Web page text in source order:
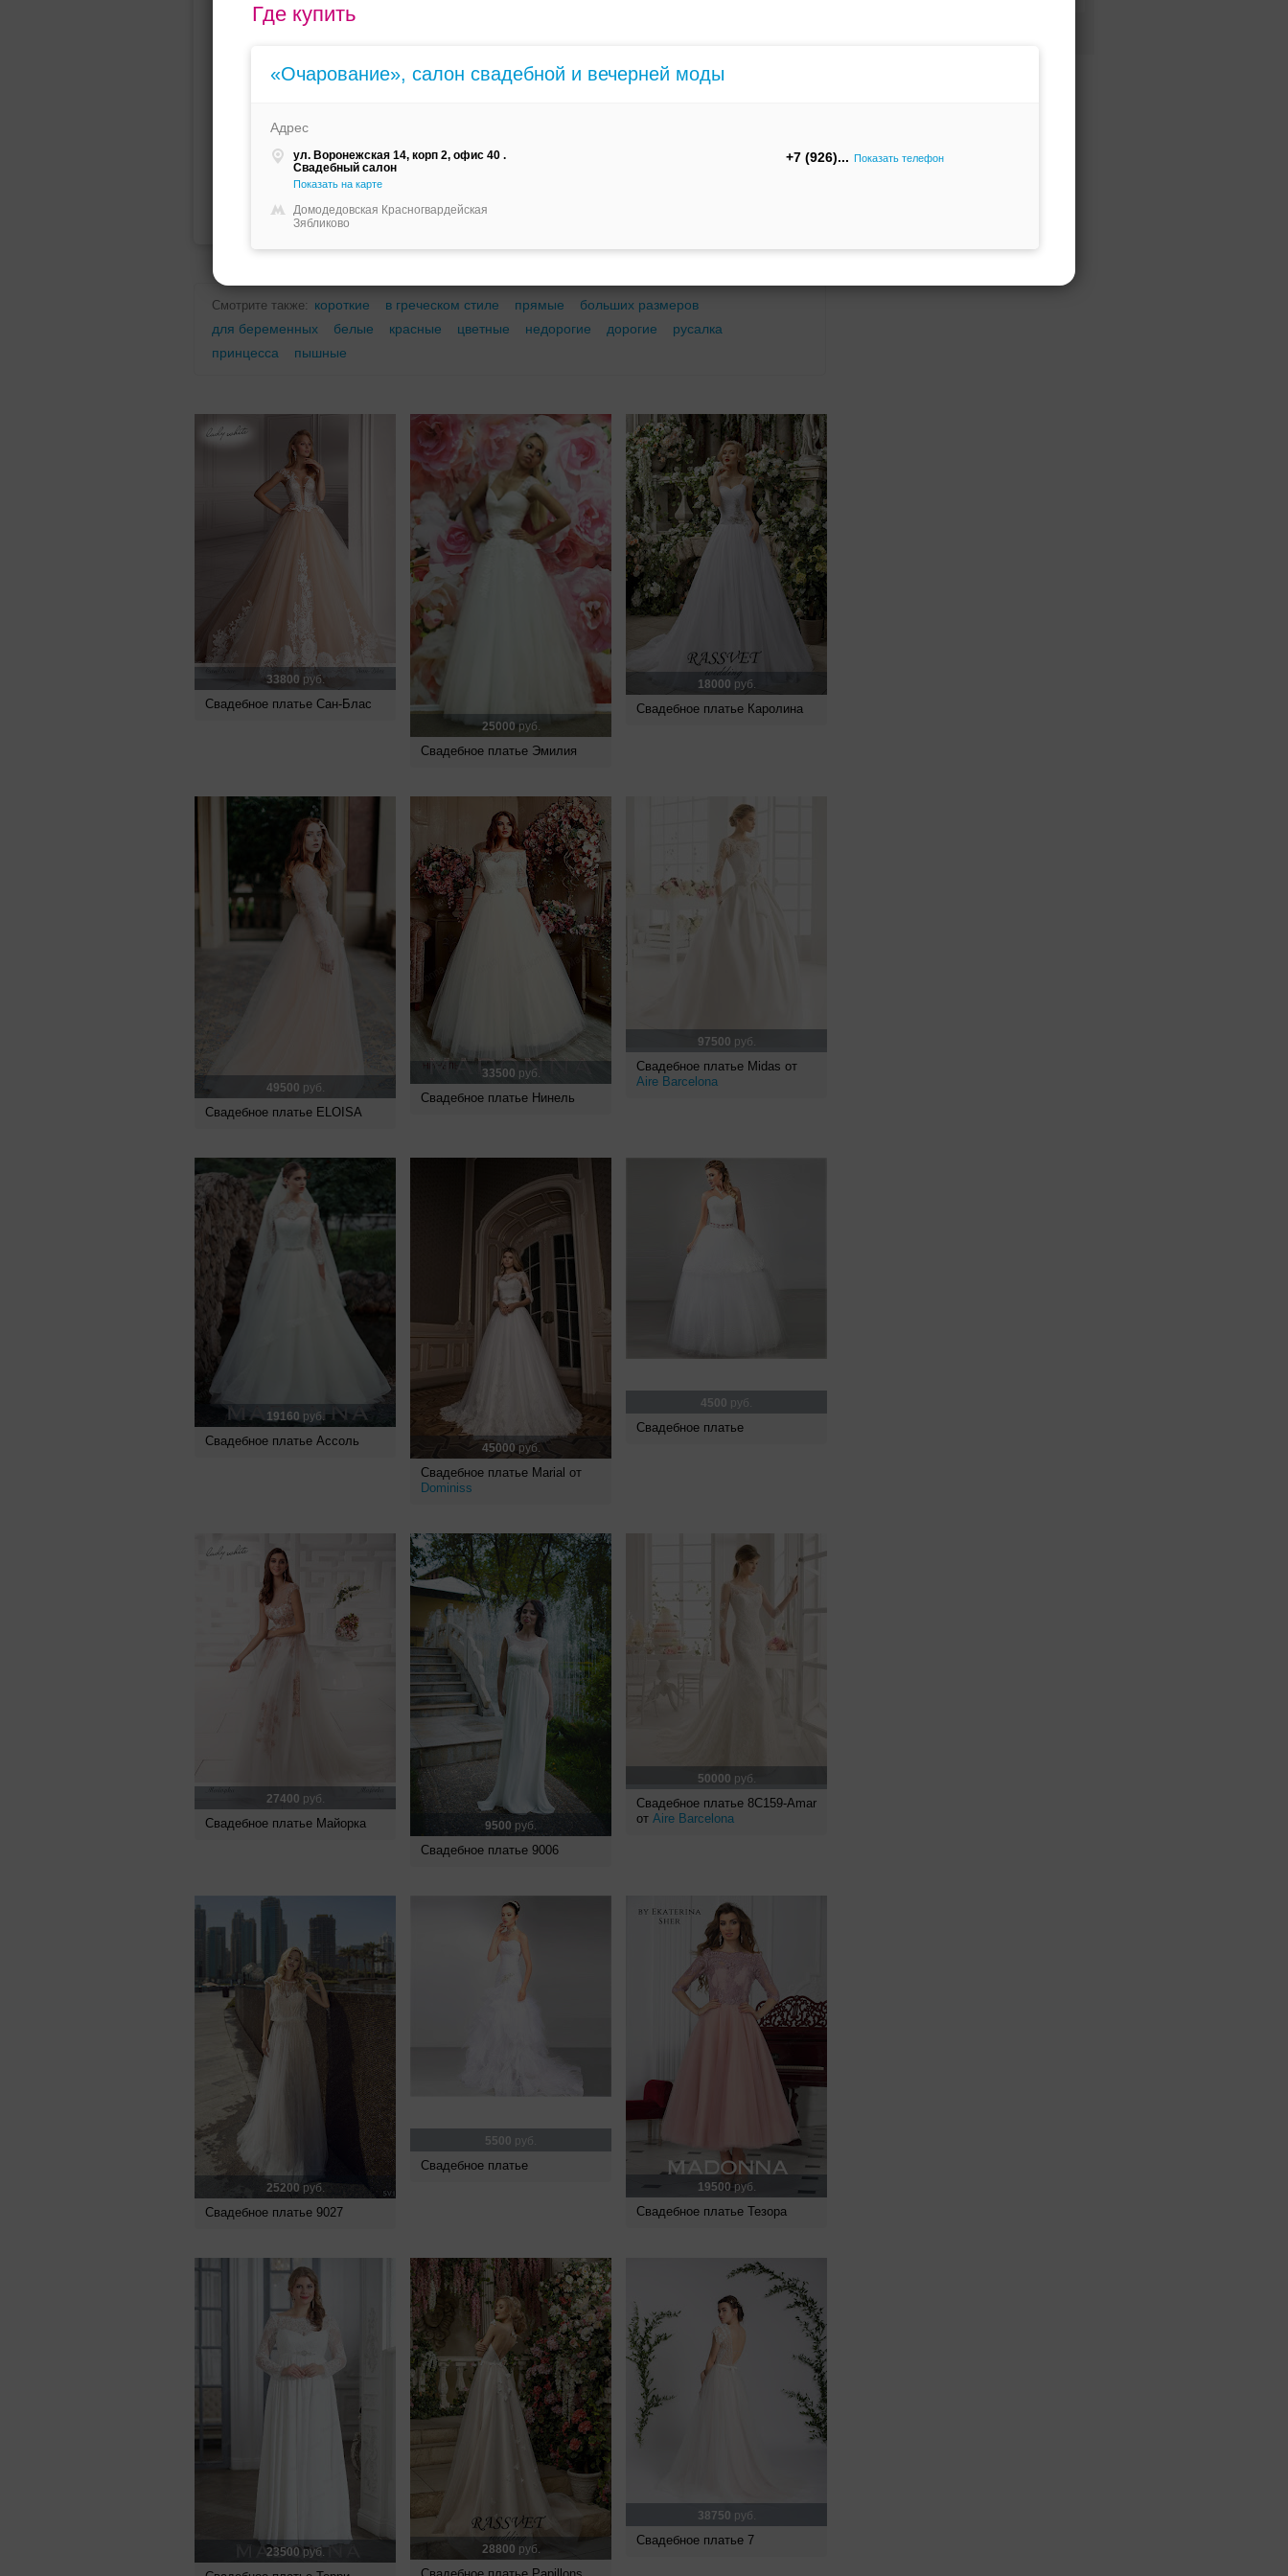
Где купить
«Очарование», салон свадебной и вечерней моды
Адрес
ул. Воронежская 14, корп 2, офис 40 .
Свадебный салон
Показать на карте
Домодедовская Красногвардейская
Зябликово
+7 (926) Показать телефон
Мини (короткое) Со шлейфом
Для беременных Для полных
Смотрите также: короткие в греческом стиле прямые
больших размеров
для беременных
белые красные цветные недорогие дорогие
русалка
принцесса
пышные
33800 руб.
Свадебное платье Сан-Блас
25000 руб.
Свадебное платье Эмилия
18000 руб.
Свадебное платье Каролина
49500 руб.
Свадебное платье ELOISA
33500 руб.
Свадебное платье Нинель
97500 руб.
Свадебное платье Midas от
Aire Barcelona
19160 руб.
Свадебное платье Ассоль 45000 руб.
Свадебное платье Marial от
Dominiss
4500 руб.
Свадебное платье
27400 руб.
Свадебное платье Майорка 9500 руб.
Свадебное платье 9006
50000 руб.
Свадебное платье 8C159-Amar
от Aire Barcelona
25200 руб.
Свадебное платье 9027
5500 руб.
Свадебное платье
19500 руб.
Свадебное платье Тезора
23500 руб. 28800 руб.
38750 руб.
Свадебное платье 7